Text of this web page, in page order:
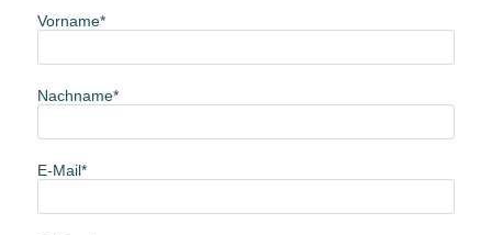
Vorname
Nachname
E-Mail